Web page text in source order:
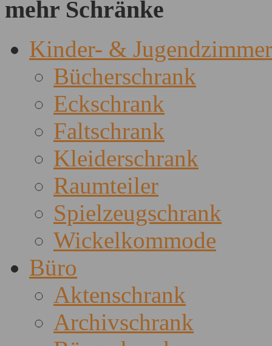
mehr Schränke
Kinder- & Jugendzimmer
Bücherschrank
Eckschrank
Faltschrank
Kleiderschrank
Raumteiler
Spielzeugschrank
Wickelkommode
Büro
Aktenschrank
Archivschrank